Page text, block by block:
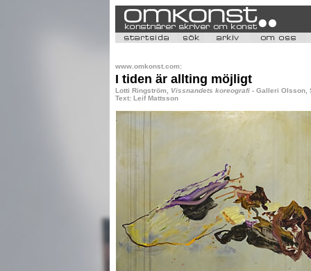
www.omkonst.com:
I tiden är allting möjligt
Lotti Ringström, Vissnandets koreografi - Galleri Olsson,
Text: Leif Mattsson